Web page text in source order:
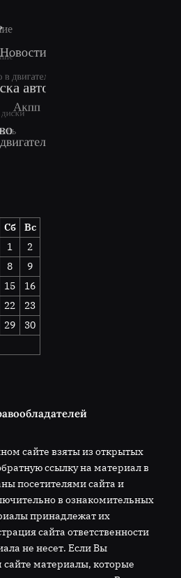
Сб
Вс
1
2
8
9
15
16
22
23
29
30
сайте взяты из открытых
ссылку на материал в
посетителями сайта и
в ознакомительных
принадлежат их
сайта ответственности
не несет. Если Вы
материалы, которые